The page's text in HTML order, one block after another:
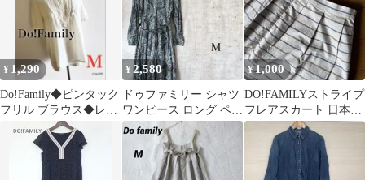
¥ 1,290
Do!Family◆ピンタック
フリル ブラウス◆レデ
¥2,580
ドゥファミリー シャツ
ワンピース ロング ペイ
ズリー柄 グリーン 長袖
¥1,000
DO!FAMILYストライプ
フレアスカート 日本製
Mサイズ